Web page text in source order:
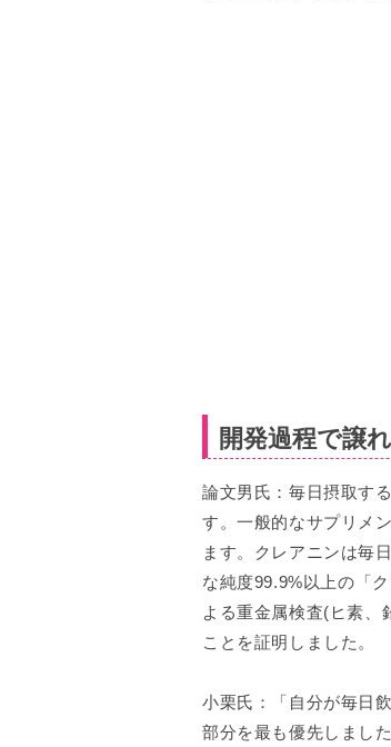
開発過程で譲
論文男氏：毎日摂取す
す。一般的なサプリメ
ます。クレアニンは毎
な純度99.9%以上の「
よる重金属検査(ヒ素、
ことを証明しました。
小栗氏：「自分が毎日
部分を最も優先しまし